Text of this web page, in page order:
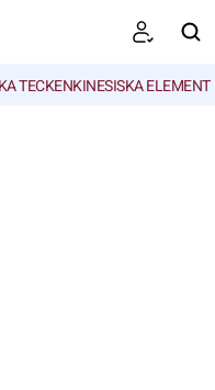
TECKENKINESISKA ELEMENT